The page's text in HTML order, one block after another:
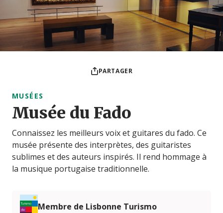
PARTAGER
MUSÉES
Musée du Fado
Connaissez les meilleurs voix et guitares du fado. Ce
musée présente des interprètes, des guitaristes
sublimes et des auteurs inspirés. Il rend hommage à
la musique portugaise traditionnelle.
Membre de Lisbonne Turismo